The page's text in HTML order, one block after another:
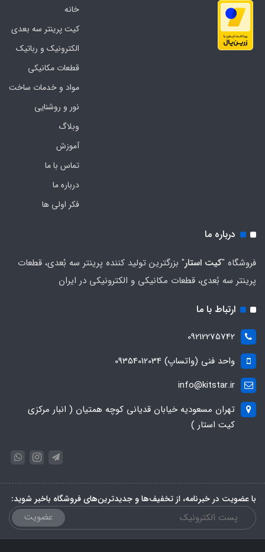
خانه
کیت پرینتر سه بعدی
الکترونیک و رباتیک
قطعات مکانیکی
مواد و خدمات ساخت
نور و روشنایی
وبلاگ
آموزش
تماس با ما
درباره ما
فکر اولی ها
درباره ما
فروشگاه "کیت استار" بزرگترین تولید کننده پرینتر سه بُعدی، قطعات
پرینتر سه بُعدی، قطعات مکانیکی و الکترونیکی در ایران
ارتباط با ما
09212275742
واحد فنی (واتساپ) 09354012034
info@kitstar.ir
تهران مسعودیه خیابان قدیانی کوچه همتیان ( انبار مرکزی
کیت استار )
با عضویت در خبرنامه، از تخفیف‌ها و جدیدترین‌های فروشگاه باخبر شوید:
عضویت